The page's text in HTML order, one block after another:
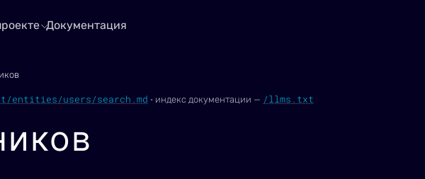
Документация
entities/users/search.md · индекс документации — /llms.txt